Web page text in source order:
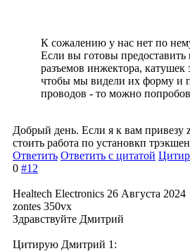
К сожалению у нас нет по
Если вы готовы предоставить
разъемов инжектора, катушек
чтобы мы видели их форму и
проводов - то можно
Добрый день. Если я к вам привезу
стоить работа по установкп
Ответить Ответить с цитатой
0 #12
Healtech Electronics 26 Августа 2024
zontes 350vx
Здравствуйте Дмитрий
Цитирую Дмитрий 1: